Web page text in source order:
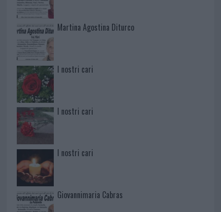
Martina Agostina Diturco
I nostri cari
I nostri cari
I nostri cari
Giovannimaria Cabras